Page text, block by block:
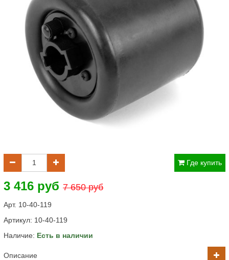
Где купить
3 416 руб 7 650 руб
Арт. 10-40-119
Артикул: 10-40-119
Наличие: Есть в наличии
Описание